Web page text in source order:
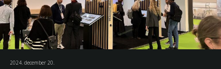
2024. december 20.